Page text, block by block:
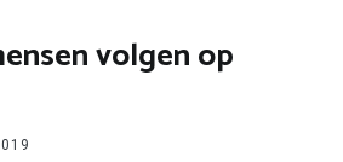
volgen op